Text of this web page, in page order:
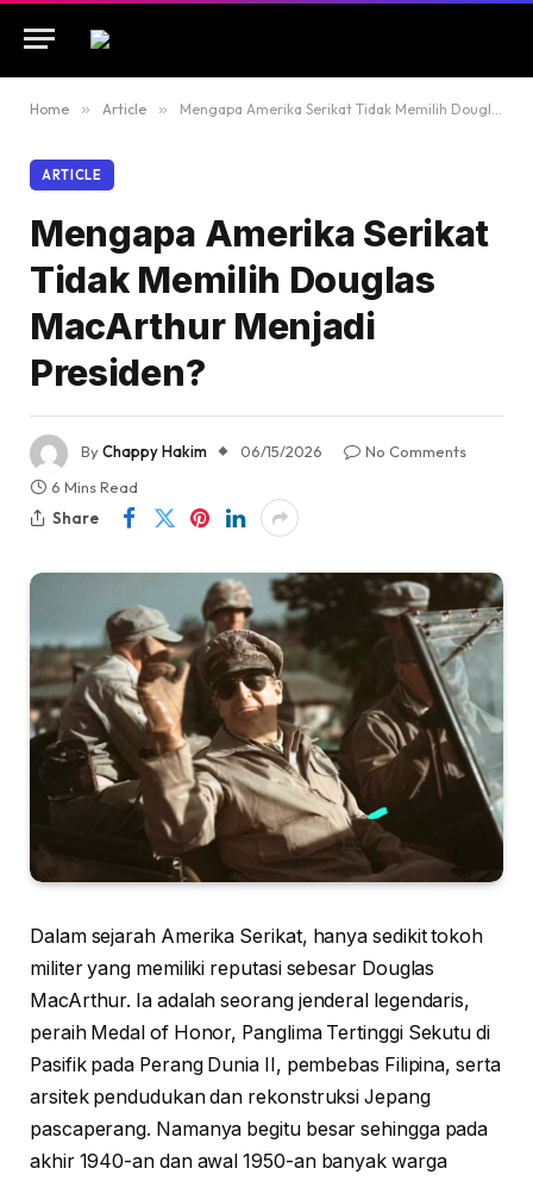
Home » Article » Mengapa Amerika Serikat Tidak Memilih Douglas MacArthur Menjadi Presiden?
ARTICLE
Mengapa Amerika Serikat
Tidak Memilih Douglas
MacArthur Menjadi
Presiden?
ByChappy Hakim 06/15/2026
No Comments
6 Mins Read
Share
Dalam sejarah Amerika Serikat, hanya sedikit tokoh
militer yang memiliki reputasi sebesar Douglas
MacArthur. Ia adalah seorang jenderal legendaris,
peraih Medal of Honor, Panglima Tertinggi Sekutu di
Pasifik pada Perang Dunia II, pembebas Filipina, serta
arsitek pendudukan dan rekonstruksi Jepang
pascaperang. Namanya begitu besar sehingga pada
akhir 1940-an dan awal 1950-an banyak warga